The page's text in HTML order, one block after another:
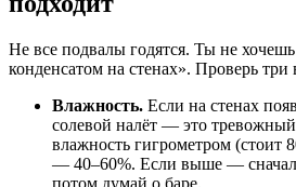
Не все подвалы годятся. Ты не хочешь
конденсатом на стенах». Проверь три
Влажность. Если на стенах
солевой налёт — это
влажность гигрометром (стоит
— 40–60%. Если выше —
потом думай о баре.